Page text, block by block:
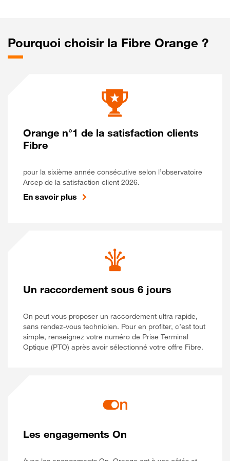
Pourquoi choisir la Fibre Orange ?
Orange n°1 de la satisfaction clients
Fibre
pour la sixième année consécutive selon l’observatoire
Arcep de la satisfaction client 2026.
En savoir plus
Un raccordement sous 6 jours
On peut vous proposer un raccordement ultra rapide,
sans rendez-vous technicien. Pour en profiter, c’est tout
simple, renseignez votre numéro de Prise Terminal
Optique (PTO) après avoir sélectionné votre offre Fibre.
Les engagements On